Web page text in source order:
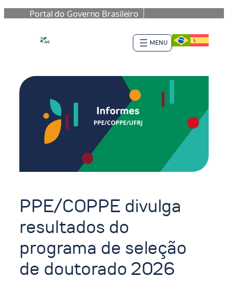
Portal do Governo Brasileiro
to
content
PPE/COPPE divulga
resultados do
programa de seleção
de doutorado 2026